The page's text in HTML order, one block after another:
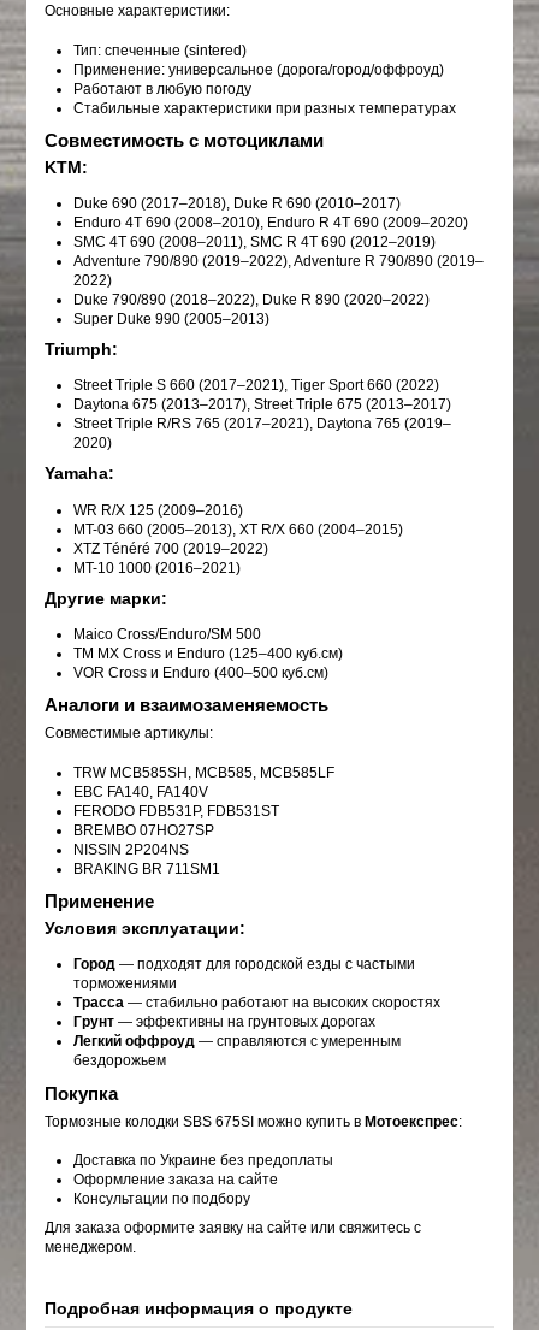
Основные характеристики:
Тип: спеченные (sintered)
Применение: универсальное (дорога/город/оффроуд)
Работают в любую погоду
Стабильные характеристики при разных температурах
Совместимость с мотоциклами
KTM:
Duke 690 (2017–2018), Duke R 690 (2010–2017)
Enduro 4T 690 (2008–2010), Enduro R 4T 690 (2009–2020)
SMC 4T 690 (2008–2011), SMC R 4T 690 (2012–2019)
Adventure 790/890 (2019–2022), Adventure R 790/890 (2019–
2022)
Duke 790/890 (2018–2022), Duke R 890 (2020–2022)
Super Duke 990 (2005–2013)
Triumph:
Street Triple S 660 (2017–2021), Tiger Sport 660 (2022)
Daytona 675 (2013–2017), Street Triple 675 (2013–2017)
Street Triple R/RS 765 (2017–2021), Daytona 765 (2019–
2020)
Yamaha:
WR R/X 125 (2009–2016)
MT-03 660 (2005–2013), XT R/X 660 (2004–2015)
XTZ Ténéré 700 (2019–2022)
MT-10 1000 (2016–2021)
Другие марки:
Maico Cross/Enduro/SM 500
TM MX Cross и Enduro (125–400 куб.см)
VOR Cross и Enduro (400–500 куб.см)
Аналоги и взаимозаменяемость
Совместимые артикулы:
TRW MCB585SH, MCB585, MCB585LF
EBC FA140, FA140V
FERODO FDB531P, FDB531ST
BREMBO 07HO27SP
NISSIN 2P204NS
BRAKING BR 711SM1
Применение
Условия эксплуатации:
Город — подходят для городской езды с частыми
торможениями
Трасса — стабильно работают на высоких скоростях
Грунт — эффективны на грунтовых дорогах
Легкий оффроуд — справляются с умеренным
бездорожьем
Покупка
Тормозные колодки SBS 675SI можно купить вМотоекспрес:
Доставка по Украине без предоплаты
Оформление заказа на сайте
Консультации по подбору
Для заказа оформите заявку на сайте или свяжитесь с
менеджером.
Подробная информация о продукте